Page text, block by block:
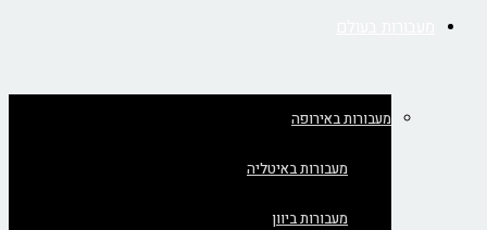
מעבורות באירופה
מעבורות באיטליה
מעבורות ביוון